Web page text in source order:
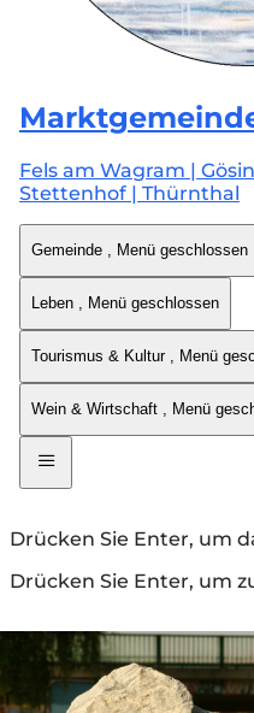
Fels am Wagram |
Stettenhof | Thürnthal
Gemeinde , Menü geschlossen
Leben , Menü geschlossen
Tourismus & Kultur , Menü
Wein & Wirtschaft , Menü
Drücken Sie Enter, um
Drücken Sie Enter, um